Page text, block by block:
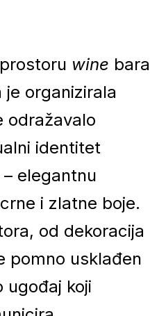
wine bara
je organizirala
odražavalo
identitet
elegantnu
i zlatne boje.
od dekoracija
pomno usklađen
ugođaj koji